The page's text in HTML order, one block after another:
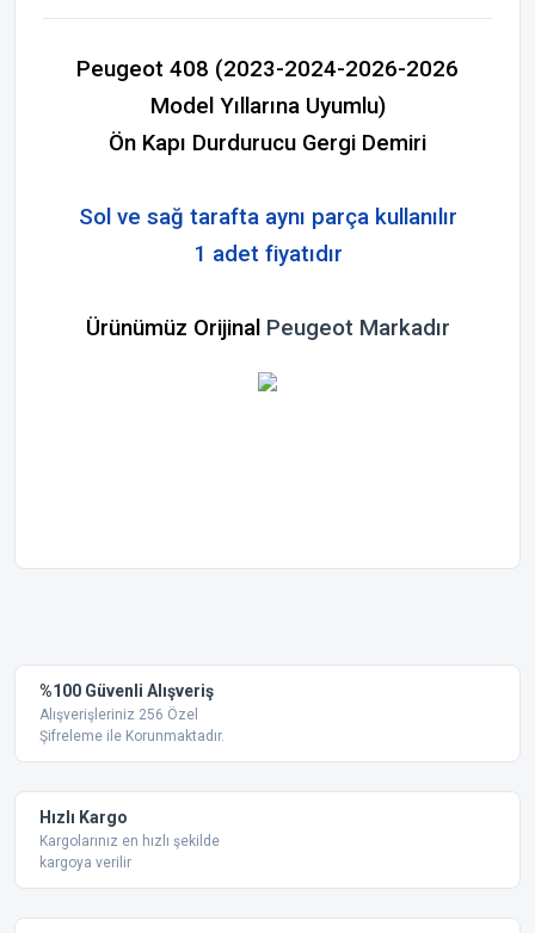
Peugeot 408 (2023-2024-2026-2026
Model Yıllarına Uyumlu)
Ön Kapı Durdurucu Gergi Demiri
Sol ve sağ tarafta aynı parça kullanılır
1 adet fiyatıdır
Ürünümüz Orijinal Peugeot Markadır
Ürün resmi kalitesiz, bozuk veya görüntülenemiyor.
Ürün açıklamasında eksik bilgiler bulunuyor.
Bu ürüne benzer farklı alternatifler olmalı.
%100 Güvenli Alışveriş
Alışverişleriniz 256 Özel
Şifreleme ile Korunmaktadır.
Hızlı Kargo
Kargolarınız en hızlı şekilde
kargoya verilir